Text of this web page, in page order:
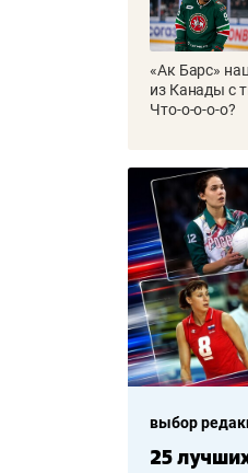
«Ак Барс»
из Канады с
Что-о-о-о-о?
выбор